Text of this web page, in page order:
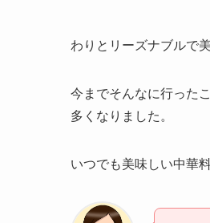
わりとリーズナブルで
今までそんなに行った
多くなりました。
いつでも美味しい中華